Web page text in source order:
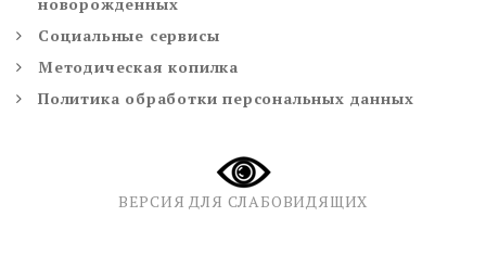
Социальные сервисы
Методическая копилка
Политика обработки персональных данных
ВЕРСИЯ ДЛЯ СЛАБОВИДЯЩИХ